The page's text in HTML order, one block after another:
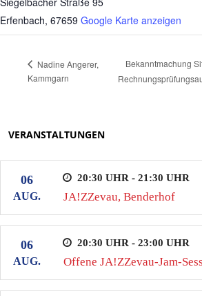
Erfenbach, 67659 Google Karte anzeigen
Nadine Angerer,
Kammgarn
Bekanntmachung
VERANSTALTUNGEN
06
AUG.
20:30 UHR - 21:30 UHR
JA!ZZevau, Benderhof
06
AUG.
20:30 UHR - 23:00 UHR
Offene JA!ZZevau-Jam-